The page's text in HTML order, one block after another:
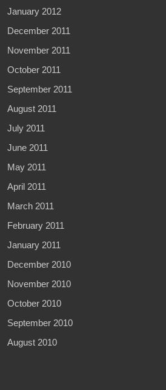
January 2012
December 2011
November 2011
October 2011
September 2011
August 2011
July 2011
June 2011
May 2011
April 2011
March 2011
February 2011
January 2011
December 2010
November 2010
October 2010
September 2010
August 2010